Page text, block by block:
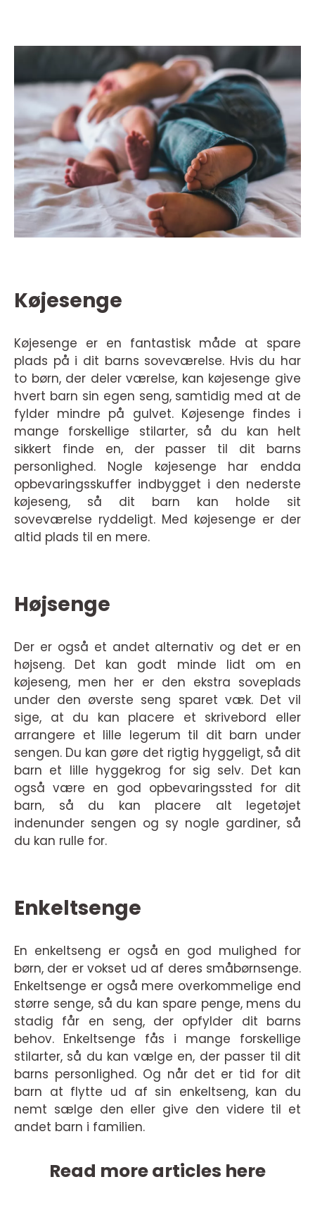
Køjesenge
Køjesenge er en fantastisk måde at spare
plads på i dit barns soveværelse. Hvis du har
to børn, der deler værelse, kan køjesenge give
hvert barn sin egen seng, samtidig med at de
fylder mindre på gulvet. Køjesenge findes i
mange forskellige stilarter, så du kan helt
sikkert finde en, der passer til dit barns
personlighed. Nogle køjesenge har endda
opbevaringsskuffer indbygget i den nederste
køjeseng, så dit barn kan holde sit
soveværelse ryddeligt. Med køjesenge er der
altid plads til en mere.
Højsenge
Der er også et andet alternativ og det er en
højseng. Det kan godt minde lidt om en
køjeseng, men her er den ekstra soveplads
under den øverste seng sparet væk. Det vil
sige, at du kan placere et skrivebord eller
arrangere et lille legerum til dit barn under
sengen. Du kan gøre det rigtig hyggeligt, så dit
barn et lille hyggekrog for sig selv. Det kan
også være en god opbevaringssted for dit
barn, så du kan placere alt legetøjet
indenunder sengen og sy nogle gardiner, så
du kan rulle for.
Enkeltsenge
En enkeltseng er også en god mulighed for
børn, der er vokset ud af deres småbørnsenge.
Enkeltsenge er også mere overkommelige end
større senge, så du kan spare penge, mens du
stadig får en seng, der opfylder dit barns
behov. Enkeltsenge fås i mange forskellige
stilarter, så du kan vælge en, der passer til dit
barns personlighed. Og når det er tid for dit
barn at flytte ud af sin enkeltseng, kan du
nemt sælge den eller give den videre til et
andet barn i familien.
Read more articles here